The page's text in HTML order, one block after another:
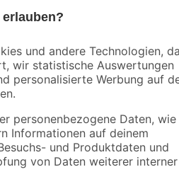
Dichtecke innen
19,99€
Abdichtungs- und
Möglichkeit zur Abdichtung von